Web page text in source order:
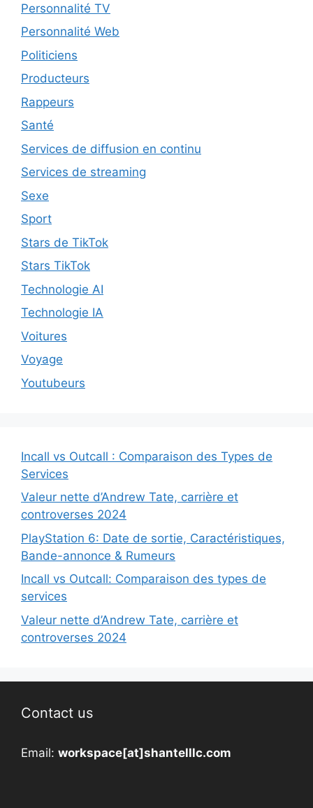
Personnalité TV
Personnalité Web
Politiciens
Producteurs
Rappeurs
Santé
Services de diffusion en continu
Services de streaming
Sexe
Sport
Stars de TikTok
Stars TikTok
Technologie AI
Technologie IA
Voitures
Voyage
Youtubeurs
Incall vs Outcall : Comparaison des Types de
Services
Valeur nette d’Andrew Tate, carrière et
controverses 2024
PlayStation 6: Date de sortie, Caractéristiques,
Bande-annonce & Rumeurs
Incall vs Outcall: Comparaison des types de
services
Valeur nette d’Andrew Tate, carrière et
controverses 2024
Contact us
Email: workspace[at]shantelllc.com